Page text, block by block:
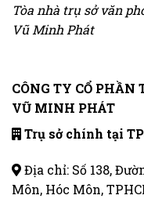
Tòa nhà trụ sở văn
Vũ Minh Phát
CÔNG TY CỔ
VŨ MINH PHÁT
Trụ sở chính tại
Địa chỉ: Số 138,
Môn, Hóc Môn,